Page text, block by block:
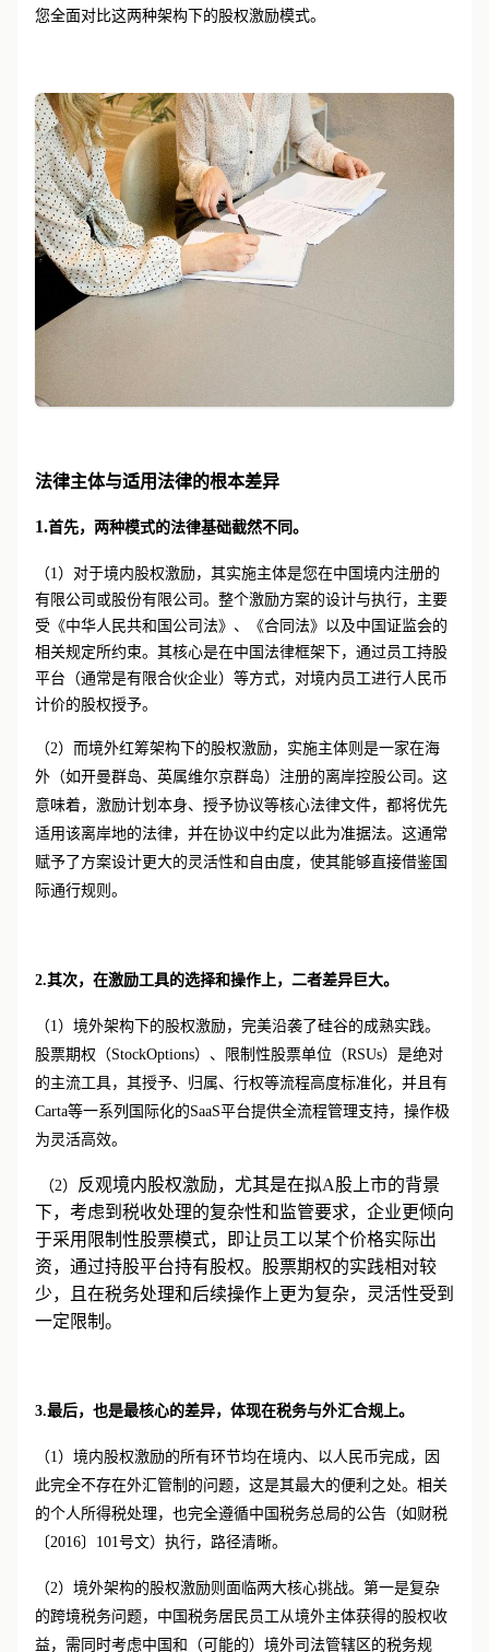
方案的设计逻辑。本文将从法律、税务与操作等核心维度，为
（1）对于境内股权激励，其实施主体是您在中国境内注册的
有限公司或股份有限公司。整个激励方案的设计与执行，主要
受《中华人民共和国公司法》、《合同法》以及中国证监会的
相关规定所约束。其核心是在中国法律框架下，通过员工持股
平台（通常是有限合伙企业）等方式，对境内员工进行人民币
（2）而境外红筹架构下的股权激励，实施主体则是一家在海
外（如开曼群岛、英属维尔京群岛）注册的离岸控股公司。这
意味着，激励计划本身、授予协议等核心法律文件，都将优先
适用该离岸地的法律，并在协议中约定以此为准据法。这通常
赋予了方案设计更大的灵活性和自由度，使其能够直接借鉴国
（1）境外架构下的股权激励，完美沿袭了硅谷的成熟实践。
股票期权（
StockOptions）、限制性股票单位（RSUs）是绝对
的主流工具，其授予、归属、行权等流程高度标准化，并且有
Carta等一系列国际化的SaaS平台提供全流程管理支持，操作极
（2）反观境内股权激励，尤其是在拟A股上市的背景
下，考虑到税收处理的复杂性和监管要求，企业更倾向
于采用限制性股票模式，即让员工以某个价格实际出
资，通过持股平台持有股权。股票期权的实践相对较
少，且在税务处理和后续操作上更为复杂，灵活性受到
（1）境内股权激励的所有环节均在境内、以人民币完成，因
此完全不存在外汇管制的问题，这是其最大的便利之处。相关
的个人所得税处理，也完全遵循中国税务总局的公告（如财税
（2）境外架构的股权激励则面临两大核心挑战。第一是复杂
的跨境税务问题，中国税务居民员工从境外主体获得的股权收